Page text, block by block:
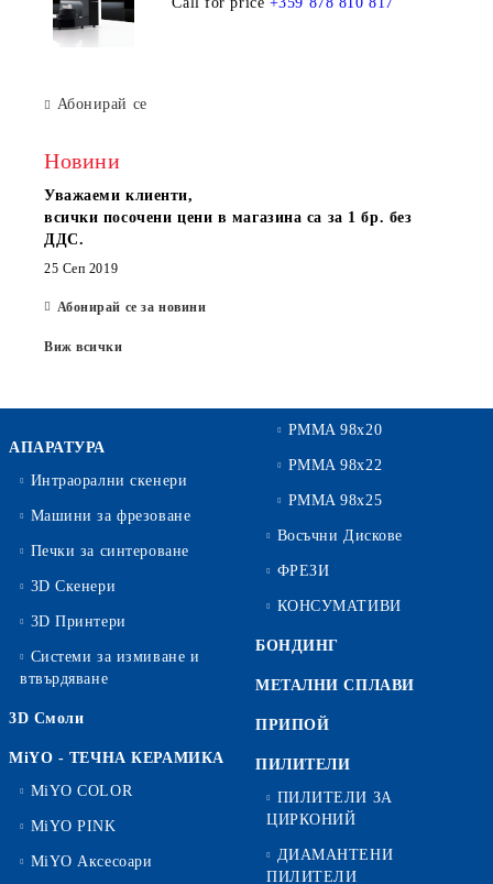
Абонирай се
Новини
Уважаеми клиенти,
всички посочени цени в магазина са за 1 бр. без
ДДС.
25 Сеп 2019
Абонирай се за новини
Виж всички
АПАРАТУРА
Интраорални скенери
Машини за фрезоване
Печки за синтероване
3D Скенери
3D Принтери
Системи за измиване и
втвърдяване
3D Смоли
MiYO - ТЕЧНА КЕРАМИКА
MiYO COLOR
MiYO PINK
MiYO Аксесоари
PMMA 98x20
PMMA 98x22
PMMA 98x25
Восъчни Дискове
ФРЕЗИ
КОНСУМАТИВИ
БОНДИНГ
МЕТАЛНИ СПЛАВИ
ПРИПОЙ
ПИЛИТЕЛИ
ПИЛИТЕЛИ ЗА
ЦИРКОНИЙ
ДИАМАНТЕНИ
ПИЛИТЕЛИ